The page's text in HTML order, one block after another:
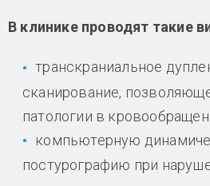
В клинике проводят такие
транскраниальное
сканирование,
патологии в
компьютерную
постурографию при